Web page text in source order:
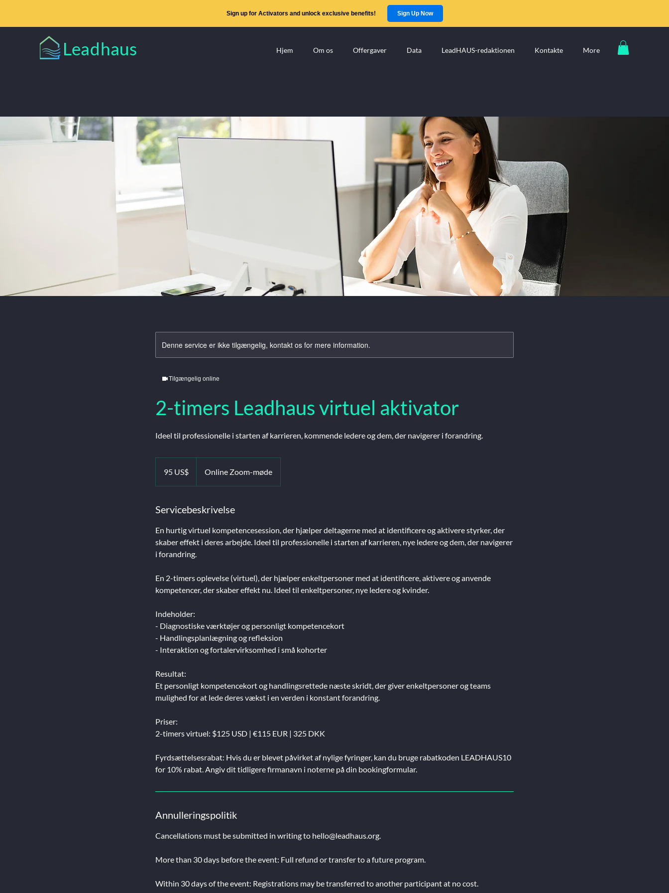
Sign up for Activators and unlock exclusive benefits! Sign Up Now
Leadhaus Hjem Om os Offergaver Data LeadHAUS-redaktionen Kontakte More
Denne service er ikke tilgængelig, kontakt os for mere information.
Tilgængelig online
2-timers Leadhaus virtuel aktivator
Ideel til professionelle i starten af karrieren, kommende ledere og dem, der navigerer i forandring.
dollar95 US$ Online Zoom-møde
Servicebeskrivelse
En hurtig virtuel kompetencesession, der hjælper deltagerne med at identificere og aktivere styrker, der
skaber effekt i deres arbejde. Ideel til professionelle i starten af karrieren, nye ledere og dem, der navigerer
i forandring.
En 2-timers oplevelse (virtuel), der hjælper enkeltpersoner med at identificere, aktivere og anvende
kompetencer, der skaber effekt nu. Ideel til enkeltpersoner, nye ledere og kvinder.
Indeholder:
- Diagnostiske værktøjer og personligt kompetencekort
- Handlingsplanlægning og refleksion
- Interaktion og fortalervirksomhed i små kohorter
Resultat:
Et personligt kompetencekort og handlingsrettede næste skridt, der giver enkeltpersoner og teams
mulighed for at lede deres vækst i en verden i konstant forandring.
Priser:
2-timers virtuel: $125 USD | €115 EUR | 325 DKK
Fyrdsættelsesrabat: Hvis du er blevet påvirket af nylige fyringer, kan du bruge rabatkoden LEADHAUS10
for 10% rabat. Angiv dit tidligere firmanavn i noterne på din bookingformular.
Annulleringspolitik
Cancellations must be submitted in writing to hello@leadhaus.org.
More than 30 days before the event: Full refund or transfer to a future program.
Within 30 days of the event: Registrations may be transferred to another participant at no cost.